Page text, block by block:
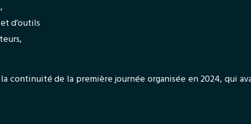
d’outils
continuité de la première journée organisée en 2024, qui